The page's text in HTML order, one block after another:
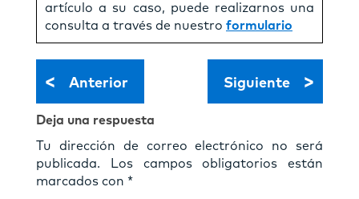
artículo a su caso, puede realizarnos una
consulta a través de nuestro formulario
< Anterior Siguiente >
Deja una respuesta
Tu dirección de correo electrónico no será
publicada.
Los campos obligatorios están
marcados con *